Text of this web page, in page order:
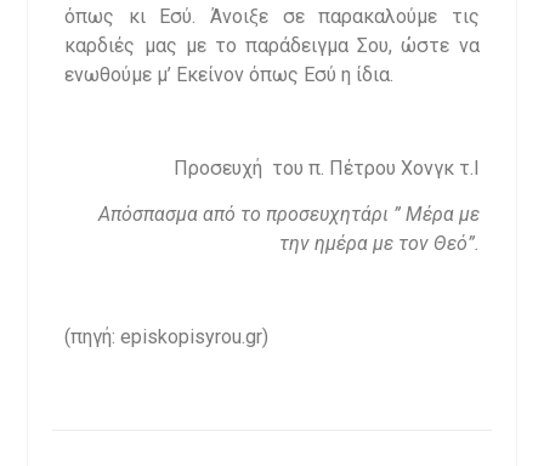
όπως κι Εσύ. Άνοιξε σε παρακαλούμε τις
καρδιές μας με το παράδειγμα Σου, ώστε να
ενωθούμε μ’ Εκείνον όπως Εσύ η ίδια.
Προσευχή του π. Πέτρου Χονγκ τ.Ι
Απόσπασμα από το προσευχητάρι ” Μέρα με
την ημέρα με τον Θεό”.
(πηγή: episkopisyrou.gr)